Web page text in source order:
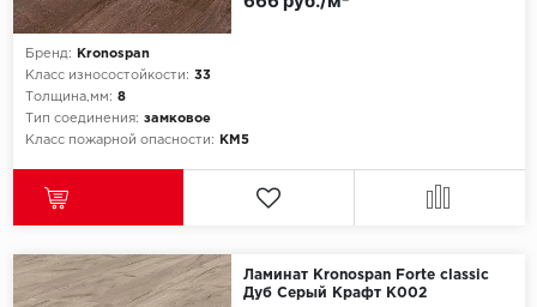
Бренд:
Kronospan
Класс износостойкости: 33
Толщина,мм: 8
Тип соединения: замковое
Класс пожарной опасности:
КМ5
Ламинат Kronospan Forte classic
Дуб Серый Крафт K002